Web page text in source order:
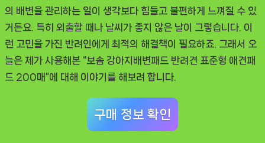
200
매”
솔
직
의 배변을 관리하는 일이 생각보다 힘들고 불편하게 느껴질 수 있
거든요. 특히 외출할 때나 날씨가 좋지 않은 날이 그렇습니다. 이
런 고민을 가진 반려인에게 최적의 해결책이 필요하죠. 그래서 오
늘은 제가 사용해본 “보솜 강아지배변패드 반려견 표준형 애견패
드 200매”에 대해 이야기를 해보려 합니다.
구매 정보 확인